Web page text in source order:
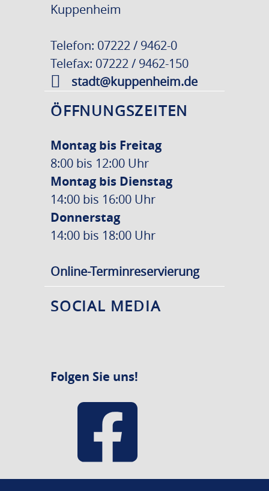
Kuppenheim
Telefon: 07222 / 9462-0
Telefax: 07222 / 9462-150
stadt@kuppenheim.de
ÖFFNUNGSZEITEN
Montag bis Freitag
8:00 bis 12:00 Uhr
Montag bis Dienstag
14:00 bis 16:00 Uhr
Donnerstag
14:00 bis 18:00 Uhr
Online-Terminreservierung
SOCIAL MEDIA
Folgen Sie uns!